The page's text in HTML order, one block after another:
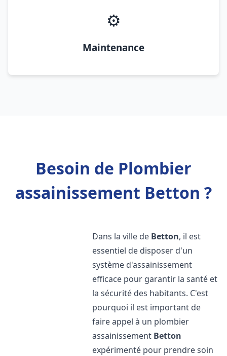
⚙️
Maintenance
Besoin de Plombier
assainissement Betton ?
Dans la ville de Betton, il est
essentiel de disposer d'un
système d'assainissement
efficace pour garantir la santé et
la sécurité des habitants. C'est
pourquoi il est important de
faire appel à un plombier
assainissement Betton
expérimenté pour prendre soin